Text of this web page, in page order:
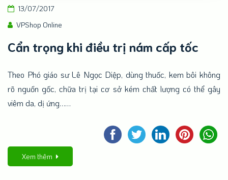
13/07/2017
VPShop Online
Cẩn trọng khi điều trị nám cấp tốc
Theo Phó giáo sư Lê Ngọc Diệp, dùng thuốc, kem bôi không
rõ nguồn gốc, chữa trị tại cơ sở kém chất lượng có thể gây
viêm da, dị ứng……
Xem thêm